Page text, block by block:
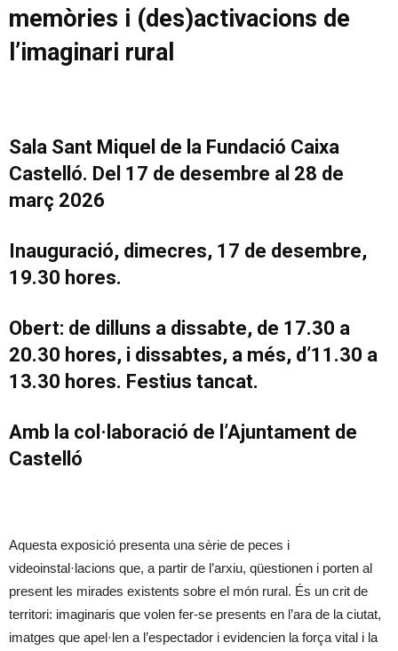
memòries i (des)activacions de
l’imaginari rural
Sala Sant Miquel de la Fundació Caixa
Castelló. Del 17 de desembre al 28 de
març 2026
Inauguració, dimecres, 17 de desembre,
19.30 hores.
Obert: de dilluns a dissabte, de 17.30 a
20.30 hores, i dissabtes, a més, d’11.30 a
13.30 hores. Festius tancat.
Amb la col·laboració de l’Ajuntament de
Castelló
Aquesta exposició presenta una sèrie de peces i
videoinstal·lacions que, a partir de l’arxiu, qüestionen i porten al
present les mirades existents sobre el món rural. És un crit de
territori: imaginaris que volen fer-se presents en l’ara de la ciutat,
imatges que apel·len a l’espectador i evidencien la força vital i la